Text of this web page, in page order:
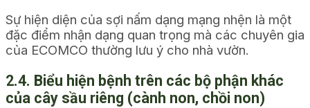
Sự hiện diện của sợi nấm dạng mạng nhện là một
đặc điểm nhận dạng quan trọng mà các chuyên gia
của ECOMCO thường lưu ý cho nhà vườn.
2.4. Biểu hiện bệnh trên các bộ phận khác
của cây sầu riêng (cành non, chồi non)